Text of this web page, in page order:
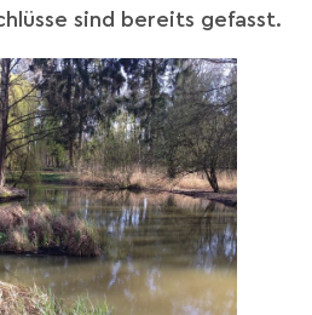
sind bereits gefasst.